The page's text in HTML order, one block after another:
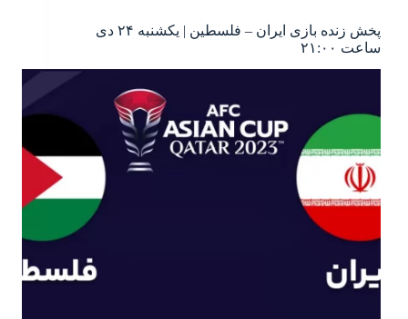
پخش زنده بازی ایران – فلسطین | یکشنبه ۲۴ دی
ساعت ۲۱:۰۰